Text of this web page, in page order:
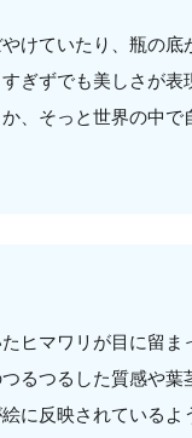
けていたり、瓶の底
ぎずでも美しさが表
、そっと世界の中で
ヒマワリが目に留ま
るつるした質感や葉
に反映されているよ